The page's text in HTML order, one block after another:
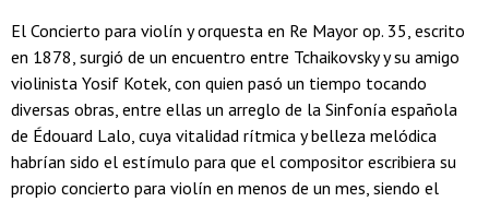
El Concierto para violín y orquesta en Re Mayor op. 35, escrito
en 1878, surgió de un encuentro entre Tchaikovsky y su amigo
violinista Yosif Kotek, con quien pasó un tiempo tocando
diversas obras, entre ellas un arreglo de la Sinfonía española
de Édouard Lalo, cuya vitalidad rítmica y belleza melódica
habrían sido el estímulo para que el compositor escribiera su
propio concierto para violín en menos de un mes, siendo el